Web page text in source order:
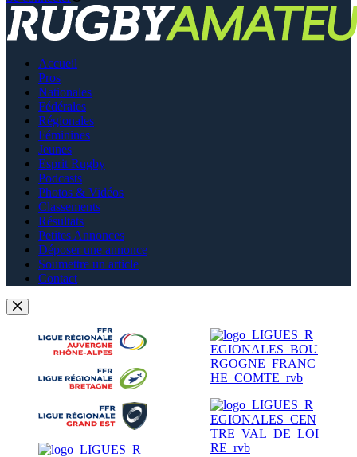
Accueil
Pros
Nationales
Fédérales
Régionales
Féminines
Jeunes
Esprit Rugby
Podcasts
Photos & Vidéos
Classements
Résultats
Petites Annonces
Déposer une annonce
Soumettre un article
Contact